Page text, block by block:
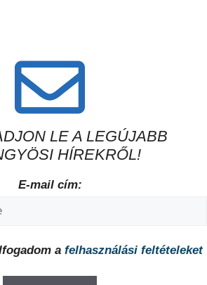
LE A LEGÚJABB
HÍREKRŐL!
E-mail cím:
a felhasználási feltételeket